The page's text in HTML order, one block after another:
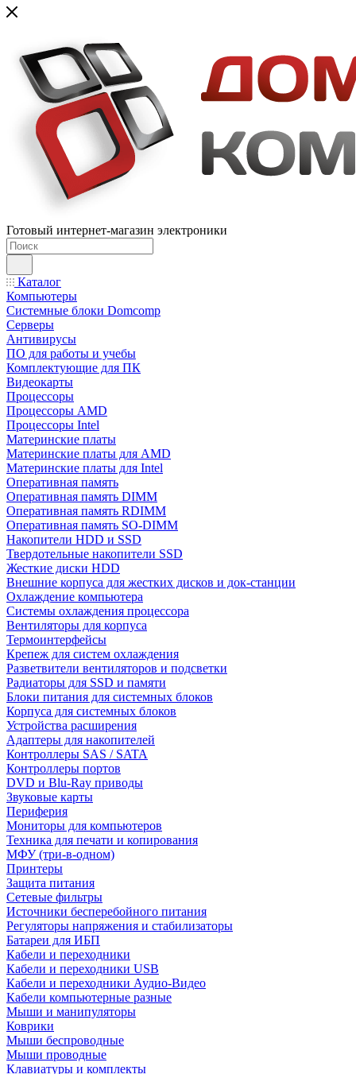
Готовый интернет-магазин электроники
Каталог
Компьютеры
Системные блоки Domcomp
Серверы
Антивирусы
ПО для работы и учебы
Комплектующие для ПК
Видеокарты
Процессоры
Процессоры AMD
Процессоры Intel
Материнские платы
Материнские платы для AMD
Материнские платы для Intel
Оперативная память
Оперативная память DIMM
Оперативная память RDIMM
Оперативная память SO-DIMM
Накопители HDD и SSD
Твердотельные накопители SSD
Жесткие диски HDD
Внешние корпуса для жестких дисков и док-станции
Охлаждение компьютера
Системы охлаждения процессора
Вентиляторы для корпуса
Термоинтерфейсы
Крепеж для систем охлаждения
Разветвители вентиляторов и подсветки
Радиаторы для SSD и памяти
Блоки питания для системных блоков
Корпуса для системных блоков
Устройства расширения
Адаптеры для накопителей
Контроллеры SAS / SATA
Контроллеры портов
DVD и Blu-Ray приводы
Звуковые карты
Периферия
Мониторы для компьютеров
Техника для печати и копирования
МФУ (три-в-одном)
Принтеры
Защита питания
Сетевые фильтры
Источники бесперебойного питания
Регуляторы напряжения и стабилизаторы
Батареи для ИБП
Кабели и переходники
Кабели и переходники USB
Кабели и переходники Аудио-Видео
Кабели компьютерные разные
Мыши и манипуляторы
Коврики
Мыши беспроводные
Мыши проводные
Клавиатуры и комплекты